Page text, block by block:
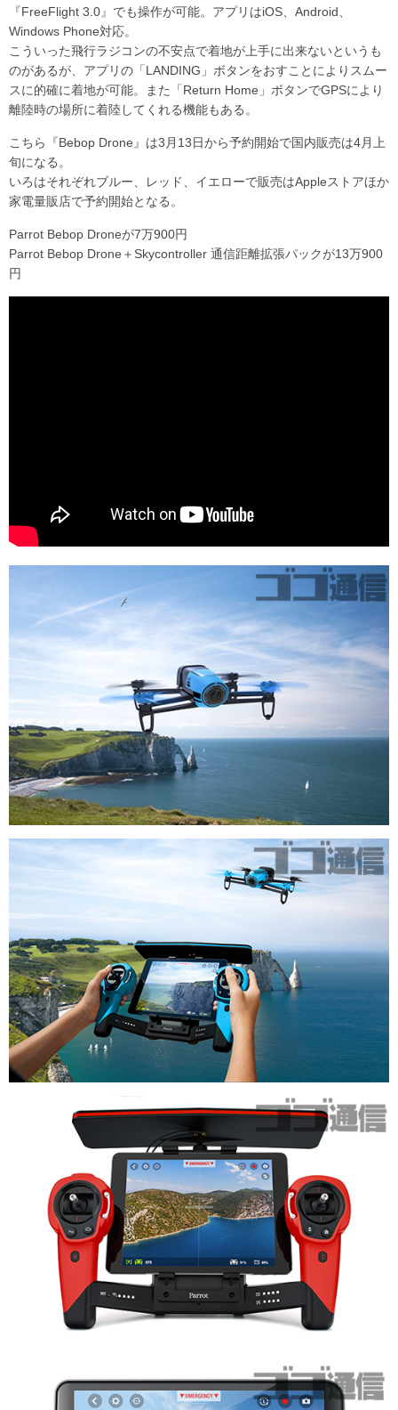
『FreeFlight 3.0』でも操作が可能。アプリはiOS、Android、
Windows Phone対応。
こういった飛行ラジコンの不安点で着地が上手に出来ないというも
のがあるが、アプリの「LANDING」ボタンをおすことによりスムー
スに的確に着地が可能。また「Return Home」ボタンでGPSにより
離陸時の場所に着陸してくれる機能もある。
こちら『Bebop Drone』は3月13日から予約開始で国内販売は4月上
旬になる。
いろはそれぞれブルー、レッド、イエローで販売はAppleストアほか
家電量販店で予約開始となる。
Parrot Bebop Droneが7万900円
Parrot Bebop Drone＋Skycontroller 通信距離拡張パックが13万900
円